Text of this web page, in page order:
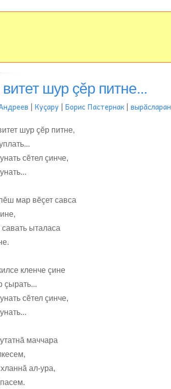
шур çĕр питне...
| Куçару | Борис Пастернак | вырăсларан
шур çĕр питне,
сĕтел çинче,
мар вĕçет савса
ыталаса
кленче çине
çырать...
сĕтел çинче,
маччара
ал-ура,